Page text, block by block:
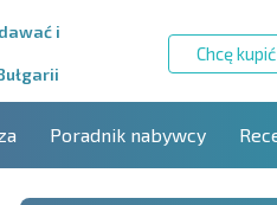
i
Chcę kupić
Poradnik nabywcy